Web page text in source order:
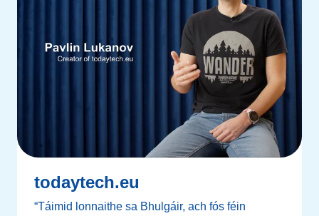
todaytech.eu
“Táimid lonnaithe sa Bhulgáir, ach fós féin